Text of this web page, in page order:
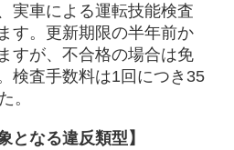
実車による運転技能検査
す。更新期限の半年前か
すが、不合格の場合は免
検査手数料は1回につき35
。
となる違反類型】